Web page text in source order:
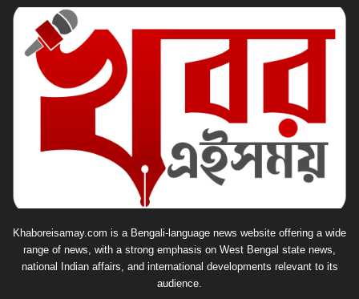
Khaboreisamay.com is a Bengali-language news website offering a wide
range of news, with a strong emphasis on West Bengal state news,
national Indian affairs, and international developments relevant to its
audience.